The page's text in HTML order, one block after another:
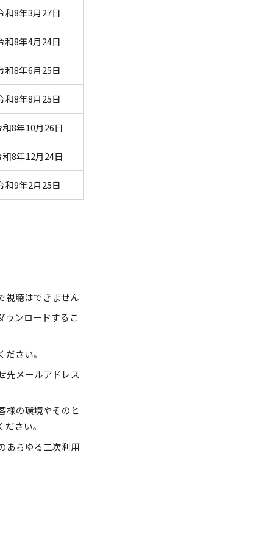
和8年3月27日
和8年4月24日
和8年6月25日
和8年8月25日
和8年10月26日
和8年12月24日
和9年2月25日
視聴はできません
ウンロードするこ
さい。
先メールアドレス
様の環境やそのと
さい。
あらゆる二次利用